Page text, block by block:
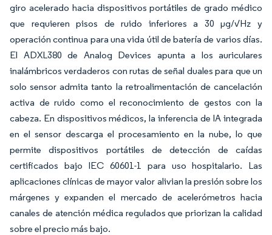
giro acelerado hacia dispositivos portátiles de grado médico
que requieren pisos de ruido inferiores a 30 μg/√Hz y
operación continua para una vida útil de batería de varios días.
El ADXL380 de Analog Devices apunta a los auriculares
inalámbricos verdaderos con rutas de señal duales para que un
solo sensor admita tanto la retroalimentación de cancelación
activa de ruido como el reconocimiento de gestos con la
cabeza. En dispositivos médicos, la inferencia de IA integrada
en el sensor descarga el procesamiento en la nube, lo que
permite dispositivos portátiles de detección de caídas
certificados bajo IEC 60601-1 para uso hospitalario. Las
aplicaciones clínicas de mayor valor alivian la presión sobre los
márgenes y expanden el mercado de acelerómetros hacia
canales de atención médica regulados que priorizan la calidad
sobre el precio más bajo.